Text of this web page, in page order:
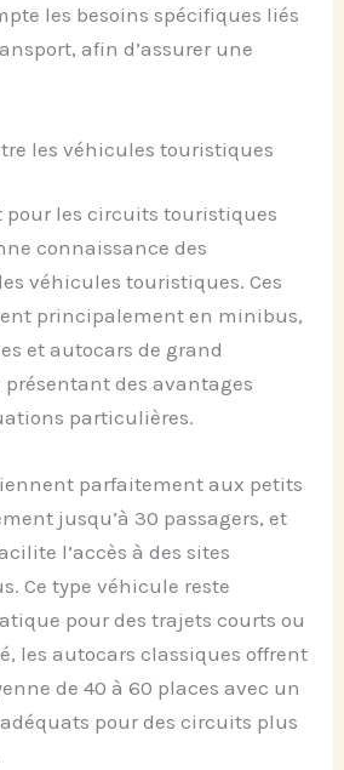
les besoins spécifiques liés
afin d’assurer une
les véhicules touristiques
pour les circuits touristiques
connaissance des
véhicules touristiques. Ces
principalement en minibus,
et autocars de grand
des avantages
particulières.
parfaitement aux petits
jusqu’à 30 passagers, et
l’accès à des sites
Ce type véhicule reste
pour des trajets courts ou
les autocars classiques offrent
de 40 à 60 places avec un
pour des circuits plus